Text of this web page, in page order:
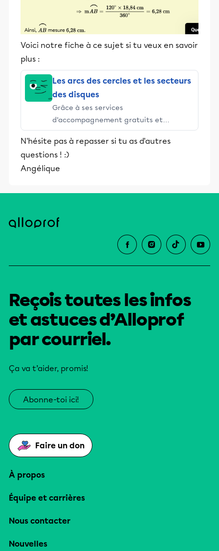
Voici notre fiche à ce sujet si tu veux en savoir
plus :
Les arcs des cercles et les secteurs
des disques
Grâce à ses services
d’accompagnement gratuits et
stimulants, Alloprof engage les élèves
et leurs parents dans la réussite
éducative.
N'hésite pas à repasser si tu as d'autres
questions ! :)
Angélique
Reçois toutes les infos
et astuces d’Alloprof
par courriel.
Ça va t’aider, promis!
Abonne-toi ici!
Faire un don
À propos
Équipe et carrières
Nous contacter
Nouvelles